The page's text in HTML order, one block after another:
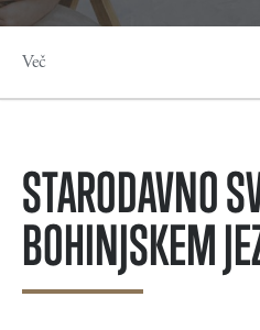
Več
STARODAVNO
BOHINJSKEM